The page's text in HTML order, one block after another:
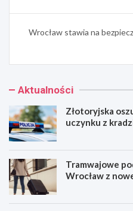
Wrocław stawia na
Aktualności
Złotoryjska
uczynku z
Tramwajowe
Wrocław z